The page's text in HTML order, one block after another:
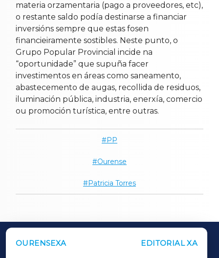
materia orzamentaria (pago a proveedores, etc),
o restante saldo podía destinarse a financiar
inversións sempre que estas fosen
financieiramente sostibles. Neste punto, o
Grupo Popular Provincial incide na
“oportunidade” que supuña facer
investimentos en áreas como saneamento,
abastecemento de augas, recollida de residuos,
iluminación pública, industria, enerxía, comercio
ou promoción turística, entre outras.
PP
Ourense
Patricia Torres
OURENSEXA EDITORIAL XA
OUTROS PERIÓDICOS